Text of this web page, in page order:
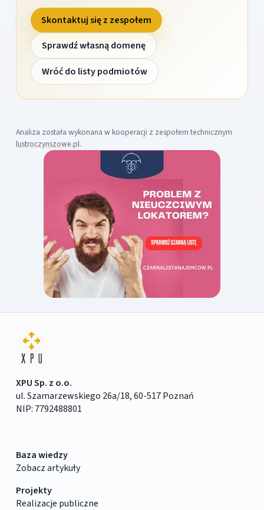
Skontaktuj się z zespołem
Sprawdź własną domenę
Wróć do listy podmiotów
Analiza została wykonana w kooperacji z zespołem technicznym
lustroczynszowe.pl.
XPU Sp. z o.o.
ul. Szamarzewskiego 26a/18, 60-517 Poznań
NIP: 7792488801
Baza wiedzy
Zobacz artykuły
Projekty
Realizacje publiczne